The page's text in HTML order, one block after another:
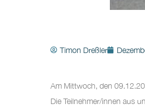
Timon Dreßler
Am Mittwoch, den
Die Teilnehmer/innen aus